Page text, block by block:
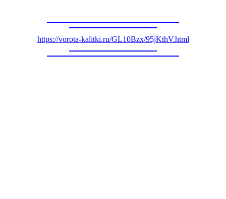
https://vorota-kalitki.ru/GL10Bzx/95jKthV.html